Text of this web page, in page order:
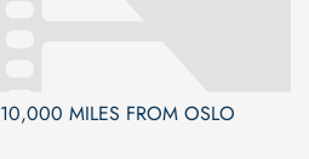
10,000 MILES FROM OSLO